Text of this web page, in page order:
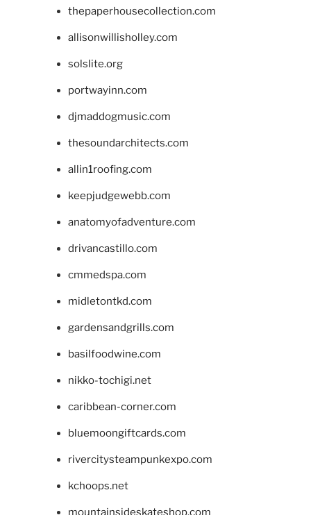
thepaperhousecollection.com
allisonwillisholley.com
solslite.org
portwayinn.com
djmaddogmusic.com
thesoundarchitects.com
allin1roofing.com
keepjudgewebb.com
anatomyofadventure.com
drivancastillo.com
cmmedspa.com
midletontkd.com
gardensandgrills.com
basilfoodwine.com
nikko-tochigi.net
caribbean-corner.com
bluemoongiftcards.com
rivercitysteampunkexpo.com
kchoops.net
mountainsideskateshop.com